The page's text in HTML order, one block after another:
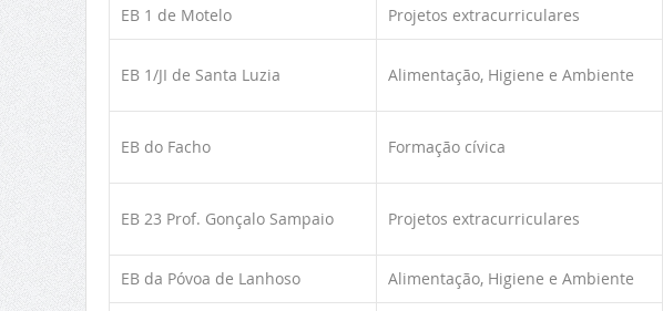
EB 1 de Motelo Projetos extracurriculares
EB 1/JI de Santa Luzia Alimentação, Higiene e Ambiente
EB do Facho Formação cívica
EB 23 Prof. Gonçalo Sampaio Projetos extracurriculares
EB da Póvoa de Lanhoso Alimentação, Higiene e Ambiente